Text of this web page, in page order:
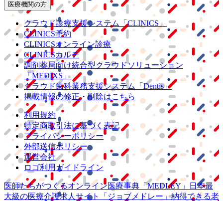
医療機関の方
クラウド診療支援システム
「CLINICS」
CLINICS予約
CLINICSオンライン診療
CLINICSカルテ
調剤薬局向け統合型クラウドソリューション
「MEDIXS」
クラウド歯科業務支援システム
「Dentis」
掲載情報の修正・削除はこちら
利用規約
特定商取引法に基づく表記
プライバシーポリシー
外部送信ポリシー
運営会社
ロゴ利用ガイドライン
医師たちがつくるオンライン医療事典 「MEDLEY」
日本最
大級の医療介護求人サイト 「ジョブメドレー」納得できる老